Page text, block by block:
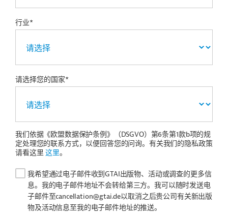
行业*
请选择您的国家*
我们依据《欧盟数据保护条例》（DSGVO）第6条第1款b项的规
定处理您的联系方式，以便回答您的问询。有关我们的隐私政策
请看这里这里。
我希望通过电子邮件收到GTAI出版物、活动或调查的更多信
息。我的电子邮件地址不会转给第三方。我可以随时发送电
子邮件至cancellation@gtai.de以取消之后贵公司有关新出版
物及活动信息至我的电子邮件地址的推送。